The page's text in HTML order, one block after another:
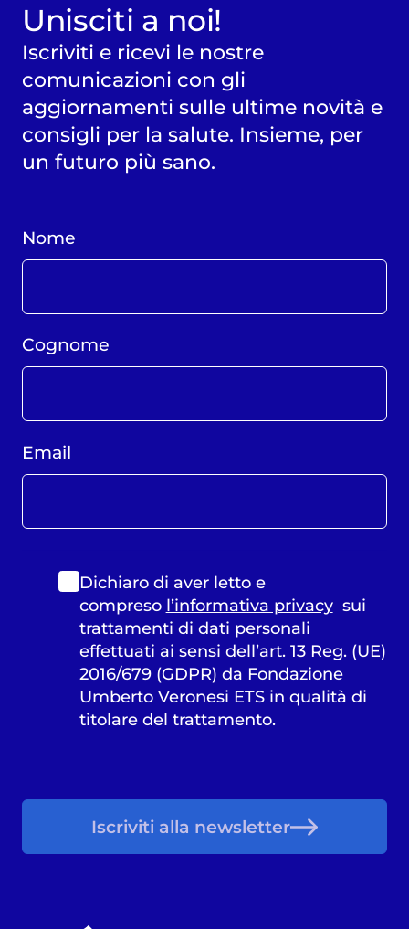
Unisciti a noi!
Iscriviti e ricevi le nostre
comunicazioni con gli
aggiornamenti sulle ultime novità e
consigli per la salute. Insieme, per
un futuro più sano.
Nome
Cognome
Email
Dichiaro di aver letto e
compreso l’informativa privacysui
trattamenti di dati personali
effettuati ai sensi dell’art. 13 Reg. (UE)
2016/679 (GDPR) da Fondazione
Umberto Veronesi ETS in qualità di
titolare del trattamento.
Iscriviti alla newsletter